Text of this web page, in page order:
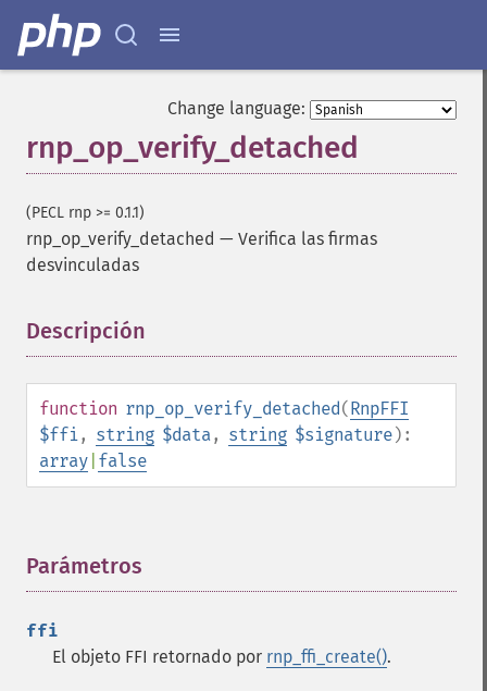
Change language:
rnp_op_verify_detached
(PECL rnp >= 0.1.1)
rnp_op_verify_detached — Verifica las firmas
desvinculadas
Descripción
function rnp_op_verify_detached(RnpFFI
$ffi, string $data, string $signature):
array false
Parámetros
ffi
El objeto FFI retornado por rnp_ffi_create().